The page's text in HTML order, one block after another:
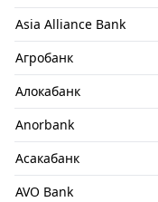
Asia Alliance Bank
Агробанк
Алокабанк
Anorbank
Асакабанк
AVO Bank